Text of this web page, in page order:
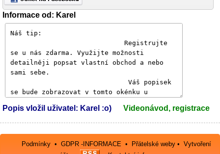
Informace od: Karel
Popis vložil uživatel: Karel :o) Videonávod, registrace
Podmínky •GDPR -INFORMACE • Přátelské weby •Vytvoření